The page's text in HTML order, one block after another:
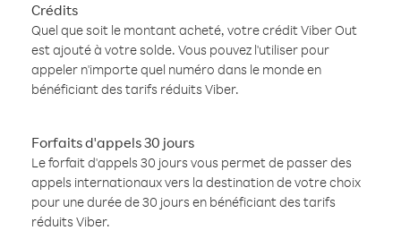
Crédits
Quel que soit le montant acheté, votre crédit Viber Out
est ajouté à votre solde. Vous pouvez l'utiliser pour
appeler n'importe quel numéro dans le monde en
bénéficiant des tarifs réduits Viber.
Forfaits d'appels 30 jours
Le forfait d'appels 30 jours vous permet de passer des
appels internationaux vers la destination de votre choix
pour une durée de 30 jours en bénéficiant des tarifs
réduits Viber.